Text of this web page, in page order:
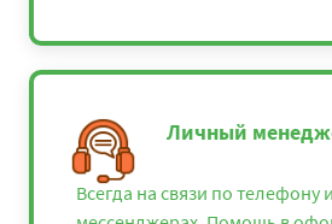
Личный
Всегда на связи по телефону